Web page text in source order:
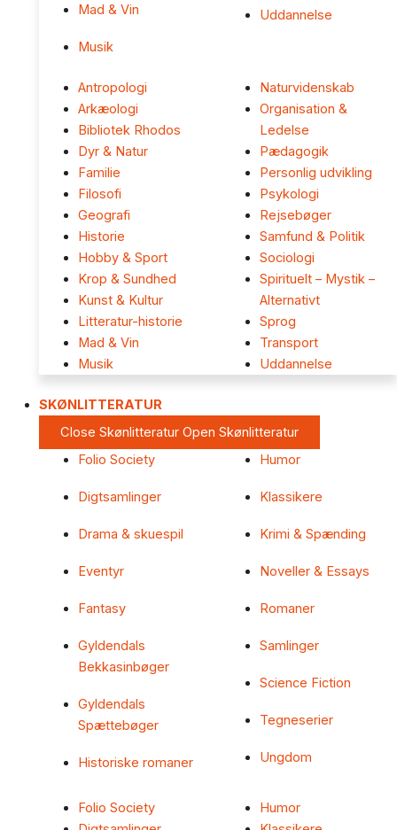
Mad & Vin
Musik
Uddannelse
Antropologi
Arkæologi
Bibliotek Rhodos
Dyr & Natur
Familie
Filosofi
Geografi
Historie
Hobby & Sport
Krop & Sundhed
Kunst & Kultur
Litteratur-historie
Mad & Vin
Musik
Naturvidenskab
Organisation &
Ledelse
Pædagogik
Personlig udvikling
Psykologi
Rejsebøger
Samfund & Politik
Sociologi
Spirituelt – Mystik –
Alternativt
Sprog
Transport
Uddannelse
SKØNLITTERATUR
Close Skønlitteratur Open Skønlitteratur
Folio Society
Digtsamlinger
Drama & skuespil
Eventyr
Fantasy
Gyldendals
Bekkasinbøger
Gyldendals
Spættebøger
Historiske romaner
Humor
Klassikere
Krimi & Spænding
Noveller & Essays
Romaner
Samlinger
Science Fiction
Tegneserier
Ungdom
Folio Society
Humor